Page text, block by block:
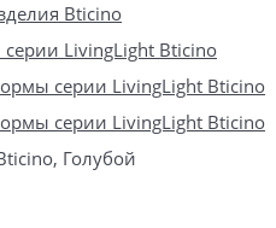
Bticino
серии LivingLight Bticino
серии LivingLight Bticino
серии LivingLight Bticino
Голубой